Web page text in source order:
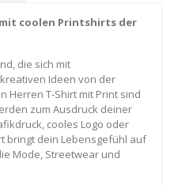
coolen Printshirts der
die sich mit
Ideen von der
Herren T-Shirt mit Print sind
zum Ausdruck deiner
cooles Logo oder
bringt dein Lebensgefühl auf
Mode, Streetwear und